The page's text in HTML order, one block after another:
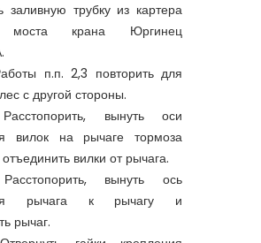
заливную трубку из картера
моста крана Юргинец
.
п.п. 2,3 повторить для
с другой стороны.
вынуть оси
вилок на рычаге тормоза
вилки от рычага.
вынуть ось
рычага к рычагу и
рычаг.